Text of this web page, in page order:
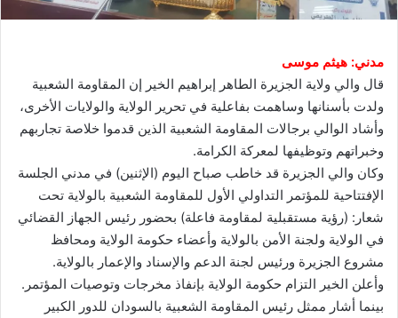
مدني: هيثم موسى
قال والي ولاية الجزيرة الطاهر إبراهيم الخير إن المقاومة الشعبية
ولدت بأسنانها وساهمت بفاعلية في تحرير الولاية والولايات الأخرى،
وأشاد الوالي برجالات المقاومة الشعبية الذين قدموا خلاصة تجاربهم
وخبراتهم وتوظيفها لمعركة الكرامة.
وكان والي الجزيرة قد خاطب صباح اليوم (الإثنين) في مدني الجلسة
الإفتتاحية للمؤتمر التداولي الأول للمقاومة الشعبية بالولاية تحت
شعار: (رؤية مستقبلية لمقاومة فاعلة) بحضور رئيس الجهاز القضائي
في الولاية ولجنة الأمن بالولاية وأعضاء حكومة الولاية ومحافظ
مشروع الجزيرة ورئيس لجنة الدعم والإسناد والإعمار بالولاية.
وأعلن الخير التزام حكومة الولاية بإنفاذ مخرجات وتوصيات المؤتمر.
بينما أشار ممثل رئيس المقاومة الشعبية بالسودان للدور الكبير